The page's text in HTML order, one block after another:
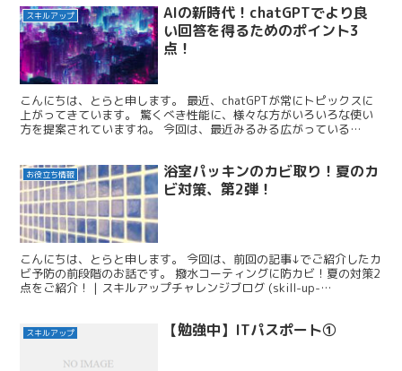
スキルアップ
AIの新時代！chatGPTでより良
い回答を得るためのポイント3
点！
こんにちは、とらと申します。 最近、chatGPTが常にトピックスに
上がってきています。 驚くべき性能に、様々な方がいろいろな使い
方を提案されていますね。 今回は、最近みるみる広がっている
お役立ち情報
浴室パッキンのカビ取り！夏のカ
ビ対策、第2弾！
こんにちは、とらと申します。 今回は、前回の記事↓でご紹介したカ
ビ予防の前段階のお話です。 撥水コーティングに防カビ！夏の対策2
点をご紹介！ | スキルアップチャレンジブログ (skill-up-
スキルアップ 【勉強中】ITパスポート①